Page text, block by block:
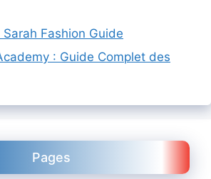
Fashion Guide
: Guide Complet des
Pages